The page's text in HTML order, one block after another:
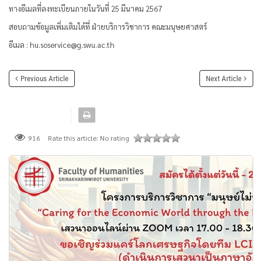
ทางอีเมลที่ลงทะเบียนภายในวันที่ 25 มีนาคม 2567
สอบถามข้อมูลเพิ่มเติมได้ที่ ฝ่ายบริการวิชาการ คณะมนุษยศาสตร์
อีเมล : hu.soservice@g.swu.ac.th
Previous Article Next Article
916 Rate this article: No rating